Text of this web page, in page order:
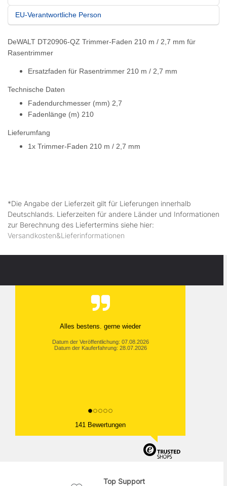
EU-Verantwortliche Person
DeWALT DT20906-QZ Trimmer-Faden 210 m / 2,7 mm für
Rasentrimmer
Ersatzfaden für Rasentrimmer 210 m / 2,7 mm
Technische Daten
Fadendurchmesser (mm) 2,7
Fadenlänge (m) 210
Lieferumfang
1x Trimmer-Faden 210 m / 2,7 mm
*Die Angabe der Lieferzeit gilt für Lieferungen innerhalb
Deutschlands. Lieferzeiten für andere Länder und Informationen
zur Berechnung des Liefertermins siehe hier:
Versandkosten&Lieferinformationen
Alles bestens. gerne wieder
Datum der Veröffentlichung: 07.08.2026
Datum der Kauferfahrung: 28.07.2026
141 Bewertungen
Top Support